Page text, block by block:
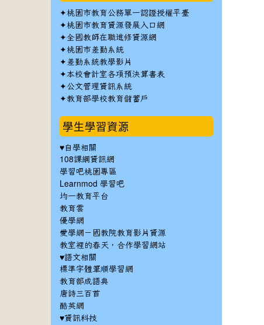
✦桃園市教育公務單一認證授權平臺
✦桃園市教育資源發展入口網
✦全國教師在職進修資源網
✦桃園市差勤系統
✦ 差勤系統教學影片
✦本校會計室各項預決算書表
✦公文管理資訊系統
✦教育部學校教育儲蓄戶
學生學習資源
♥自學相關
108課綱資訊網
學習吧桃園專區
Learnmod 學習吧
均一教育平台
教育雲
優學網
愛學網－國教院教育影片資源
教室裡的春天，合作學習網站
♥語文相關
標準字體筆順學習網
教育部成語典
唐詩三百首
酷英網
♥資訊科技